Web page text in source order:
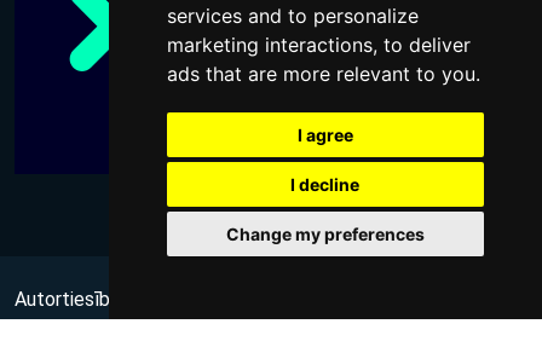
services and to personalize
marketing interactions, to deliver
ads that are more relevant to you.
I agree
I decline
Change my preferences
Autortiesības @ 2026 Visas tiesības aizsargātas